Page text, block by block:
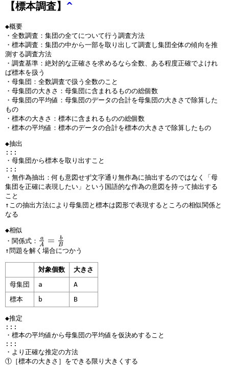
【標本調査】^
◆概要
・全数調査：集団の全てについて行う調査方法
・標本調査：集団の中から一部を取り出して調査し集団全体の傾向を推
測する調査方法
・調査基準：絶対的な正確さを求めるなら全数、ある程度正確でよけれ
ば標本を扱う
・母集団：全数調査で扱う全数のこと
・母集団の大きさ：母集団に含まれるものの総個数
・母集団の平均値：母集団のデータの合計を母集団の大きさで除算した
もの
・標本の大きさ：標本に含まれるものの総個数
・標本の平均値：標本のデータの合計を標本の大きさで除算したもの
◆抽出
:::
・母集団から標本を取り出すこと
:::
・無作為抽出：何も意図せず文字通り無作為に抽出するのではなく「母
集団を正確に表現したい」という国語的な作為の意図を持って抽出する
こと
↑この抽出方法により母集団と標本は図形で表現するところの相似関係と
なる
◆相似
・関係式： \
fr
a
c
a
A
=
a
c
b
A
a = B
b
↑問題を解く場合につかう
対象個数
大きさ
母集団
a
A
標本
b B
◆推定
:::
・標本の平均値から母集団の平均値を仮決めすること
:::
・より正確な推定の方法
①［標本の大きさ］をできる限り大きくする